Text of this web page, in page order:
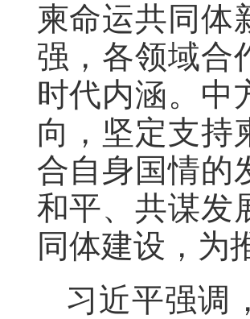
柬命运共同体
强，各领域合
时代内涵。中
向，坚定支持
合自身国情的
和平、共谋发
同体建设，为
习近平强调